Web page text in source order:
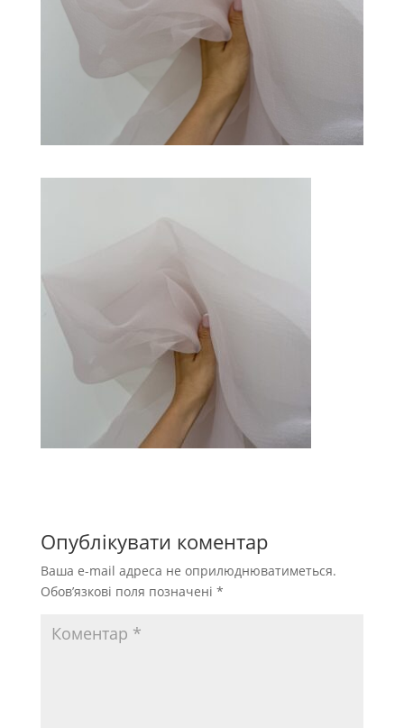
Опублікувати коментар
Ваша e-mail адреса не оприлюднюватиметься.
Обов’язкові поля позначені *